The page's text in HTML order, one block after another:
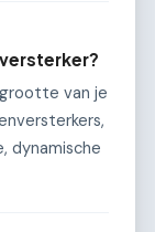
van je
dynamische